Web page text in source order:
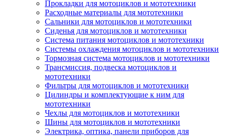
Прокладки для мотоциклов и мототехники
Расходные материалы для мототехники
Сальники для мотоциклов и мототехники
Сиденья для мотоциклов и мототехники
Система питания мотоциклов и мототехники
Системы охлаждения мотоциклов и мототехники
Тормозная система мотоциклов и мототехники
Трансмиссия, подвеска мотоциклов и
мототехники
Фильтры для мотоциклов и мототехники
Цилиндры и комплектующие к ним для
мототехники
Чехлы для мотоциклов и мототехники
Шины для мотоциклов и мототехники
Электрика, оптика, панели приборов для